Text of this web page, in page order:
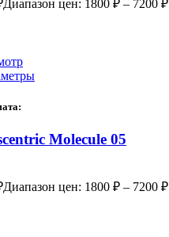
Диапазон цен: 1800 ₽ – 7200 ₽
Molecule 05
Диапазон цен: 1800 ₽ – 7200 ₽